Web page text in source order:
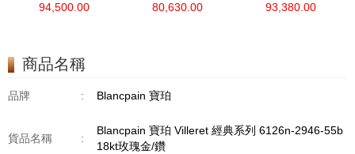
94,500.00 80,630.00 93,380.00
商品名稱
品牌 : Blancpain 寶珀
貨品名稱 :
Blancpain 寶珀 Villeret 經典系列 6126n-2946-55b
18kt玫瑰金/鑽